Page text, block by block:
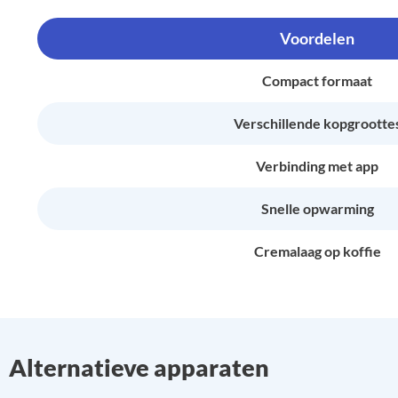
Voordelen
Compact formaat
Verschillende
Verbinding met app
Snelle opwarming
Cremalaag op koffie
Alternatieve apparaten